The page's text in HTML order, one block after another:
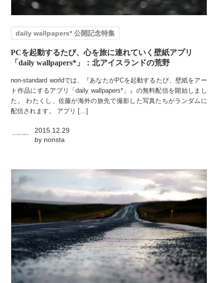
daily wallpapers* 公開記念特集
PCを起動するたび、心を旅に連れていく壁紙アプリ
「daily wallpapers*」：北アイスランドの荒野
non-standard worldでは、『あなたがPCを起動するたび、壁紙をアー
ト作品にするアプリ「daily wallpapers*」』の無料配信を開始しまし
た。 わたくし、佐藤が海外の旅先で撮影した写真たちがランダムに
配信されます。 アプリ […]
2015.12.29
by nonsta